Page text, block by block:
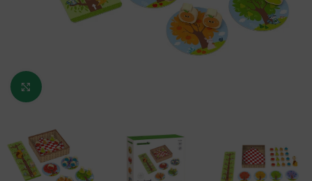
Κάντε κλικ για μεγέθυνση